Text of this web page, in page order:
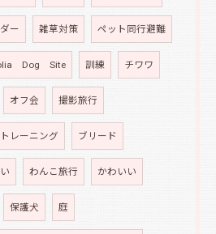
ー 雑草対策 ペット同行避難
Dog Site 訓練 チワワ
オフ会 撮影旅行
レーニング ブリード
わんこ旅行 かわいい
保護犬 庭